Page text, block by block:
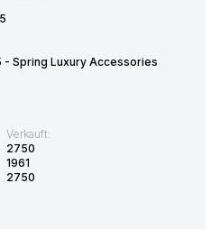
Spring Luxury Accessories
Verkauft:
2750
1961
2750